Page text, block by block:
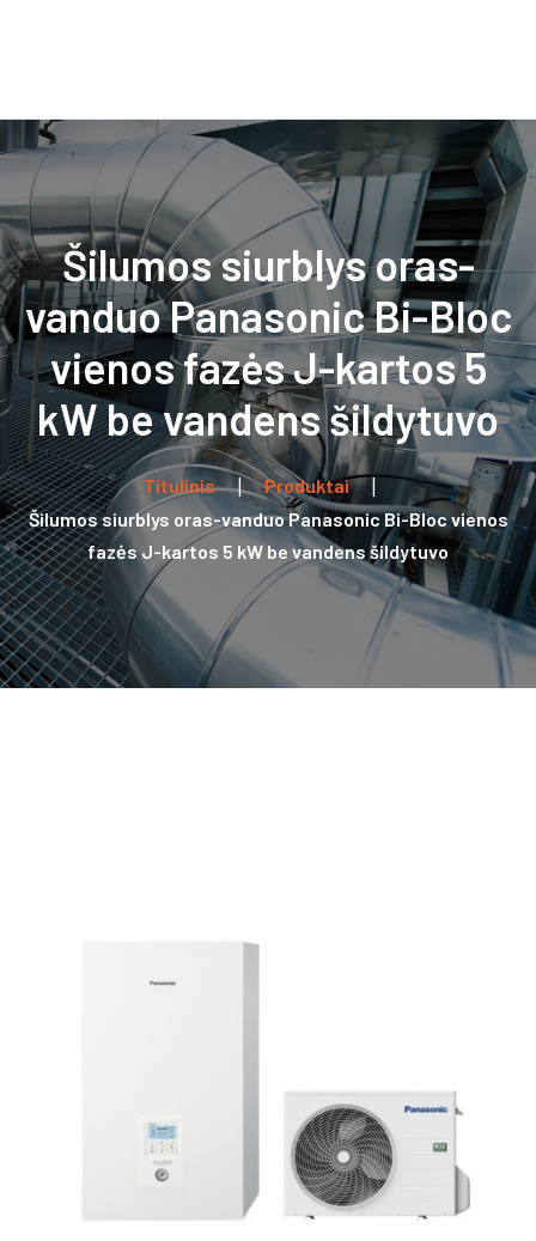
Produktai
Parduotuvė
Paslaugos
Naudinga
informacija
Kontaktai
Šilumos siurblys oras-
vanduo Panasonic Bi-Bloc
vienos fazės J-kartos 5
kW be vandens šildytuvo
Titulinis
Produktai
Šilumos siurblys oras-vanduo Panasonic Bi-Bloc vienos
fazės J-kartos 5 kW be vandens šildytuvo